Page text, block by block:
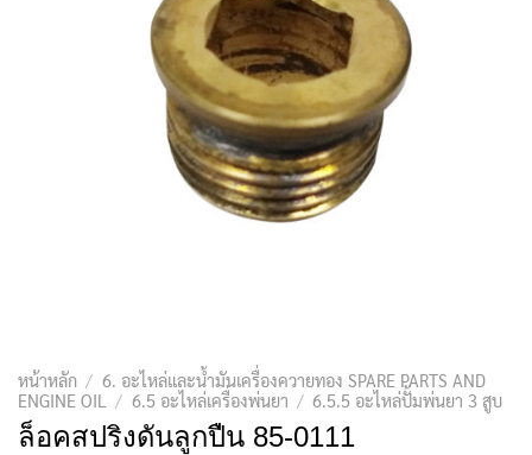
หน้าหลัก / 6. อะไหล่และน้ำมันเครื่องควายทอง SPARE PARTS AND
ENGINE OIL
/ 6.5 อะไหล่เครื่องพ่นยา / 6.5.5 อะไหล่ปั้มพ่นยา 3 สูบ
ล็อคสปริงดันลูกปืน 85-0111